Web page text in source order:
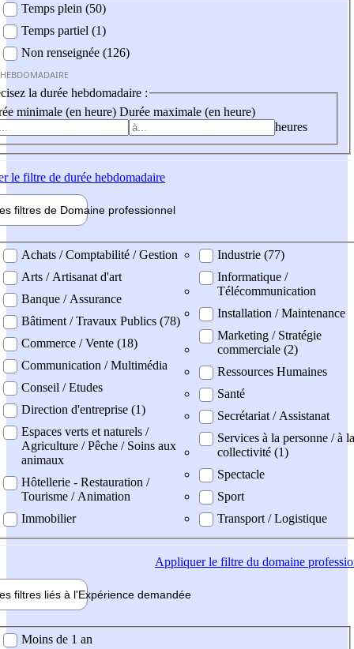
Temps plein (50)
Temps partiel (1)
Non renseignée (126)
la durée hebdomadaire :
minimale (en heure) Durée maximale (en heure)
heures
le filtre de durée hebdomadaire
filtres de Domaine professionnel
professionel
Achats / Comptabilité / Gestion
Arts / Artisanat d'art
Banque / Assurance
Bâtiment / Travaux Publics (78)
Commerce / Vente (18)
Communication / Multimédia
Conseil / Etudes
Direction d'entreprise (1)
Espaces verts et naturels /
Agriculture / Pêche / Soins aux
animaux
Hôtellerie - Restauration /
Tourisme / Animation
Immobilier
Industrie (77)
Informatique /
Télécommunication
Installation / Maintenance
Marketing / Stratégie
commerciale (2)
Ressources Humaines
Santé
Secrétariat / Assistanat
Services à la personne / à la
collectivité (1)
Spectacle
Sport
Transport / Logistique
Appliquerle filtre du domaine
filtres liés à l'Expérience demandée
demandée
Moins de 1 an